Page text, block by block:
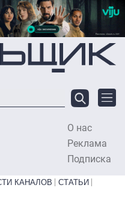
О нас
Реклама
Подписка
КАНАЛОВ
СТАТЬИ